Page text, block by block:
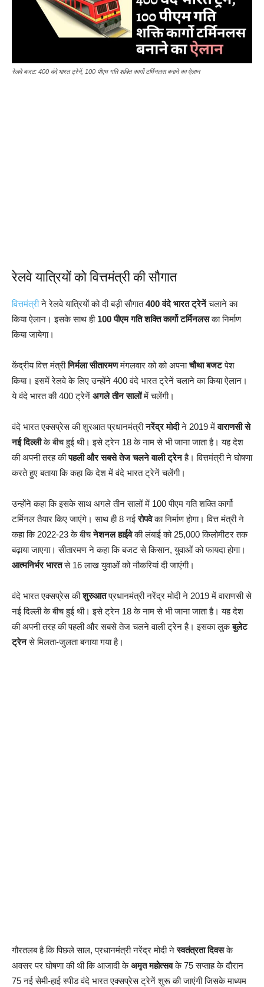
रेलवे बजट: 400 वंदे भारत ट्रेनें, 100 पीएम गति शक्ति कार्गो टर्मिनलस बनाने का ऐलान
रेलवे यात्रियों को वित्तमंत्री की सौगात
वित्तमंत्रीने रेलवे यात्रियों को दी बड़ी सौगात400 वंदे भारत ट्रेनेंचलाने का
किया ऐलान। इसके साथ ही 100 पीएम गति शक्ति कार्गो टर्मिनलसका निर्माण
किया जायेगा।
केंद्रीय वित्त मंत्रीनिर्मला सीतारमणमंगलवार को को अपनाचौथा बजटपेश
किया। इसमें रेलवे के लिए उन्होंने 400 वंदे भारत ट्रेनें चलाने का किया ऐलान।
ये वंदे भारत की 400 ट्रेनें अगले तीन सालोंमें चलेंगी।
वंदे भारत एक्सप्रेस की शुरआत प्रधानमंत्रीनरेंद्र मोदीने 2019 मेंवाराणसी से
नई दिल्लीके बीच हुई थी। इसे ट्रेन 18 के नाम से भी जाना जाता है। यह देश
की अपनी तरह कीपहली और सबसे तेज चलने वाली ट्रेनहै। वित्तमंत्री ने घोषणा
करते हुए बताया कि कहा कि देश में वंदे भारत ट्रेनें चलेंगी।
उन्होंने कहा कि इसके साथ अगले तीन सालों में 100 पीएम गति शक्ति कार्गो
टर्मिनल तैयार किए जाएंगे। साथ ही 8 नईरोपवेका निर्माण होगा। वित्त मंत्री ने
कहा कि 2022-23 के बीचनेशनल हाईवेकी लंबाई को 25,000 किलोमीटर तक
बढ़ाया जाएगा। सीतारमण ने कहा कि बजट से किसान, युवाओं को फायदा होगा।
आत्मनिर्भर भारतसे 16 लाख युवाओं को नौकरियां दी जाएंगी।
वंदे भारत एक्सप्रेस कीशुरुआतप्रधानमंत्री नरेंद्र मोदी ने 2019 में वाराणसी से
नई दिल्ली के बीच हुई थी। इसे ट्रेन 18 के नाम से भी जाना जाता है। यह देश
की अपनी तरह की पहली और सबसे तेज चलने वाली ट्रेन है। इसका लुकबुलेट
ट्रेनसे मिलता-जुलता बनाया गया है।
गौरतलब है कि पिछले साल, प्रधानमंत्री नरेंद्र मोदी नेस्वतंत्रता दिवसके
अवसर पर घोषणा की थी कि आजादी केअमृत महोत्सवके 75 सप्ताह के दौरान
75 नई सेमी-हाई स्पीड वंदे भारत एक्सप्रेस ट्रेनें शुरू की जाएंगी जिसके माध्यम